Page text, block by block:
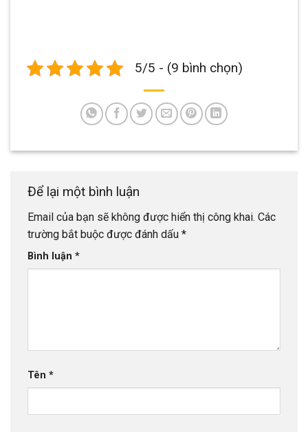
5/5 - (9 bình chọn)
Để lại một bình luận
Email của bạn sẽ không được hiển thị công khai. Các
trường bắt buộc được đánh dấu *
Bình luận *
Tên *